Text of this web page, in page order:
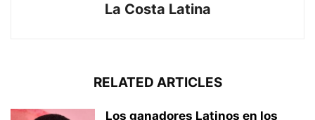
La Costa Latina
RELATED ARTICLES
Los ganadores Latinos en los